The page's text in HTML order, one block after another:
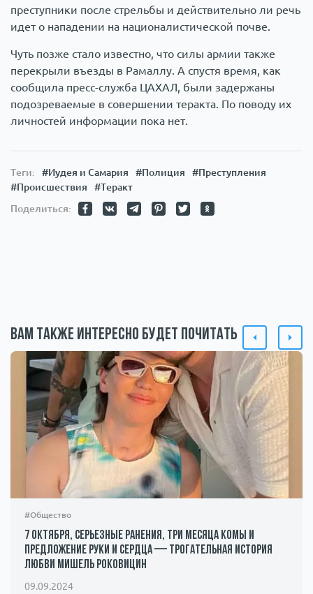
преступники после стрельбы и действительно ли речь
идет о нападении на националистической почве.
Чуть позже стало известно, что силы армии также
перекрыли въезды в Рамаллу. А спустя время, как
сообщила пресс-служба ЦАХАЛ, были задержаны
подозреваемые в совершении теракта. По поводу их
личностей информации пока нет.
Теги: #Иудея и Самария #Полиция
#Преступления
#Происшествия
#Теракт
Поделиться:
Вам также интересно будет почитать
#Общество
7 октября, серьезные ранения, три месяца комы и
предложение руки и сердца — трогательная история
любви Мишель Роковицин
09.09.2024